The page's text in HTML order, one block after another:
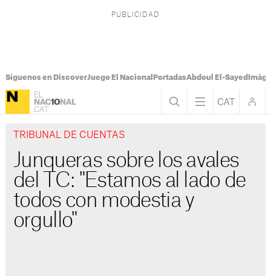
Síguenos en DiscoverJuego El Nacional PortadasAbdoul El-Sayed
TRIBUNAL DE CUENTAS
Junqueras sobre los avales
del TC: "Estamos al lado de
todos con modestia y
orgullo"